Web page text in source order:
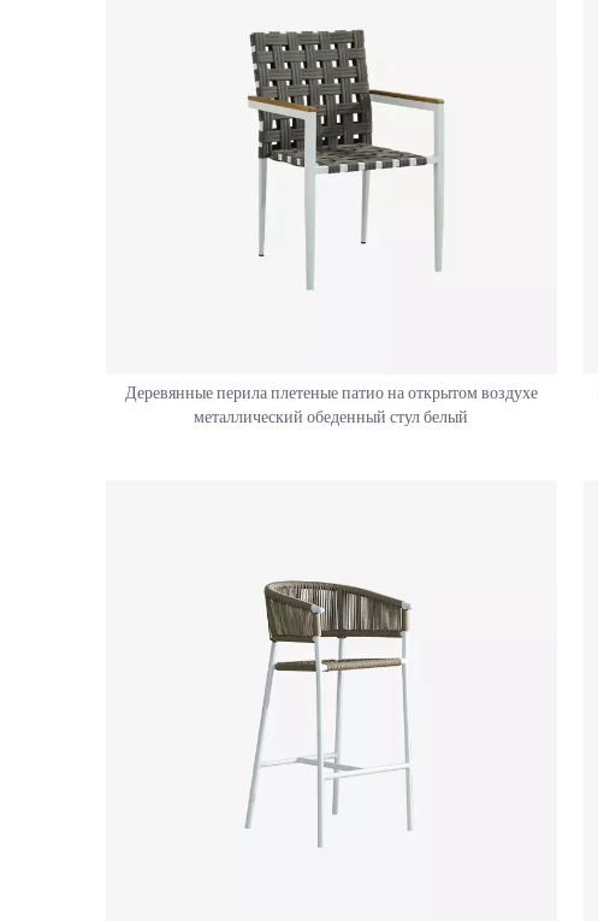
Деревянные перила плетеные патио на открытом воздухе
металлический обеденный стул белый